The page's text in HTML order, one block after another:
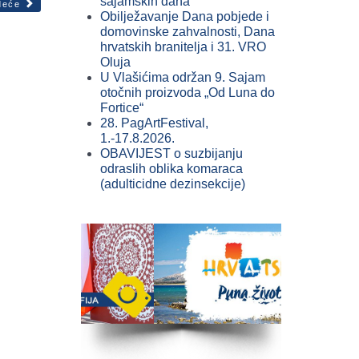
Obilježavanje Dana pobjede i
domovinske zahvalnosti, Dana
hrvatskih branitelja i 31. VRO
Oluja
U Vlašićima održan 9. Sajam
otočnih proizvoda „Od Luna do
Fortice“
28. PagArtFestival,
1.-17.8.2026.
OBAVIJEST o suzbijanju
odraslih oblika komaraca
(adulticidne dezinsekcije)